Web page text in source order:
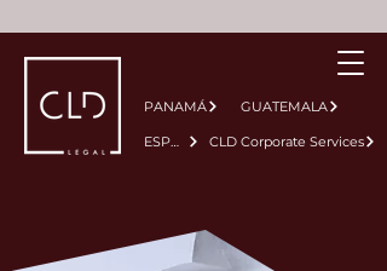
PANAMÁ GUATEMALA
CLD Corporate Services